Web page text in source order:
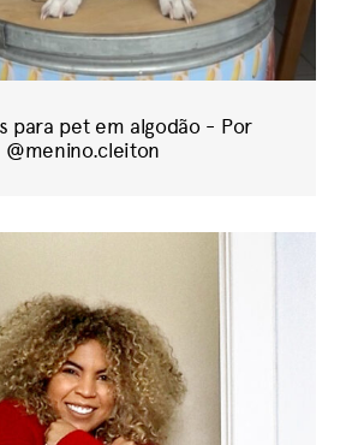
para pet em algodão - Por
@menino.cleiton